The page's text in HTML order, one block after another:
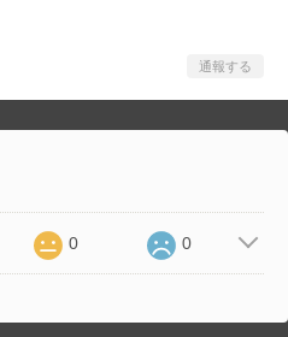
通報する
0 0